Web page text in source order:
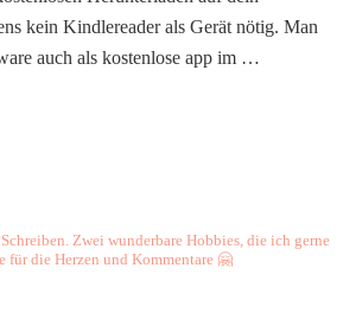
kein Kindlereader als Gerät nötig. Man
auch als kostenlose app im …
Zwei wunderbare Hobbies, die ich gerne
für die Herzen und Kommentare 🤗